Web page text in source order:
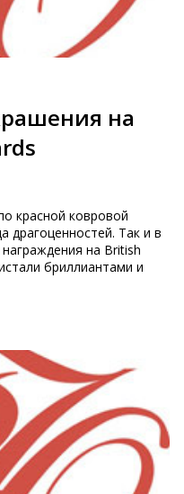
на
красной ковровой
драгоценностей. Так и в
на British
бриллиантами и